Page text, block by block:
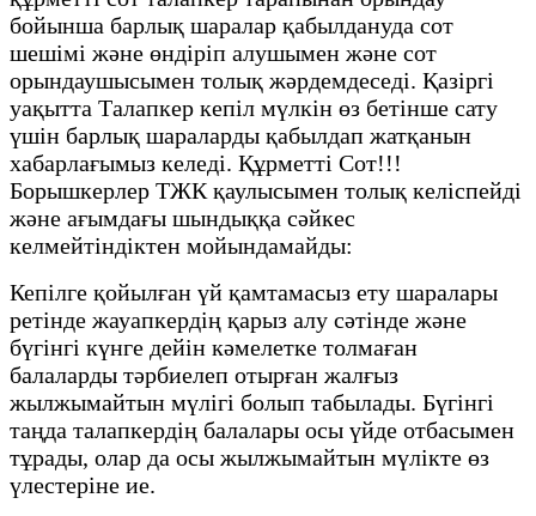
бойынша барлық шаралар қабылдануда сот
шешімі және өндіріп алушымен және сот
орындаушысымен толық жәрдемдеседі. Қазіргі
уақытта Талапкер кепіл мүлкін өз бетінше сату
үшін барлық шараларды қабылдап жатқанын
хабарлағымыз келеді. Құрметті Сот!!!
Борышкерлер ТЖК қаулысымен толық келіспейді
және ағымдағы шындыққа сәйкес
келмейтіндіктен мойындамайды:
Кепілге қойылған үй қамтамасыз ету шаралары
ретінде жауапкердің қарыз алу сәтінде және
бүгінгі күнге дейін кәмелетке толмаған
балаларды тәрбиелеп отырған жалғыз
жылжымайтын мүлігі болып табылады. Бүгінгі
таңда талапкердің балалары осы үйде отбасымен
тұрады, олар да осы жылжымайтын мүлікте өз
үлестеріне ие.